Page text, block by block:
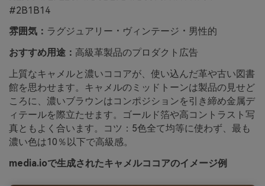
#2B1B14
雰囲気： ラグジュアリー・ヴィンテージ・男性的
おすすめ用途： 高級革製品のプロダクト広告
上質なキャメルと濃いココアが、使い込んだ革や古い図書
館を思わせます。キャメルのミッドトーンは製品の見せど
ころに、濃いブラウンはコンポジションを引き締め金属デ
ィテールを際立たせます。ゴールド箔や高コントラスト写
真ともよく合います。コツ：5色全て均等に使わず、最も
濃い色は10％以下で高級感。
media.ioで生成されたキャメルココアのイメージ例